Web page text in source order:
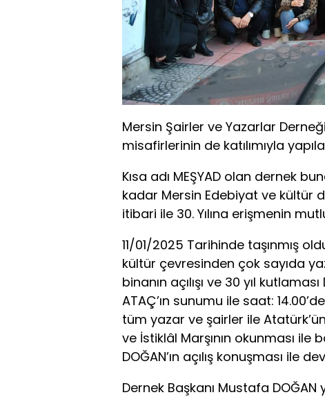
Mersin Şairler ve Yazarlar Derneği
misafirlerinin de katılımıyla
Kısa adı MEŞYAD olan dernek
kadar Mersin Edebiyat ve kültür
itibari ile 30. Yılına erişmenin
11/01/2025 Tarihinde taşınmış
kültür çevresinden çok sayıda
binanın açılışı ve 30 yıl
ATAÇ’ın sunumu ile saat:
tüm yazar ve şairler ile
ve İstiklâl Marşının okunması ile
DOĞAN’ın açılış konuşması ile
Dernek Başkanı Mustafa